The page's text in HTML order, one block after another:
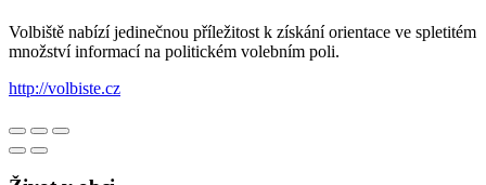
Volbiště nabízí jedinečnou příležitost k získání orientace ve spletitém
množství informací na politickém volebním poli.
http://volbiste.cz